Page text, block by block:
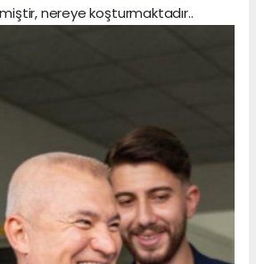
nereye koşturmaktadır..